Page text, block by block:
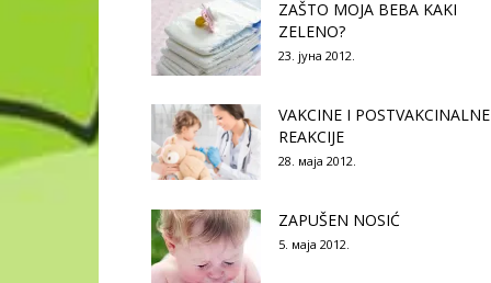
ZAŠTO MOJA BEBA KAKI
ZELENO?
23. јуна 2012.
VAKCINE I POSTVAKCINALNE
REAKCIJE
28. маја 2012.
ZAPUŠEN NOSIĆ
5. маја 2012.